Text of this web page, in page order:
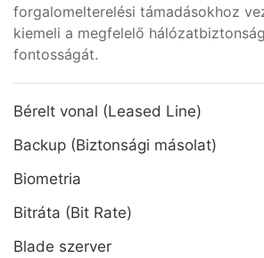
forgalomelterelési támadásokhoz
kiemeli a megfelelő
fontosságát.
Bérelt vonal (Leased Line)
Backup (Biztonsági másolat)
Biometria
Bitráta (Bit Rate)
Blade szerver